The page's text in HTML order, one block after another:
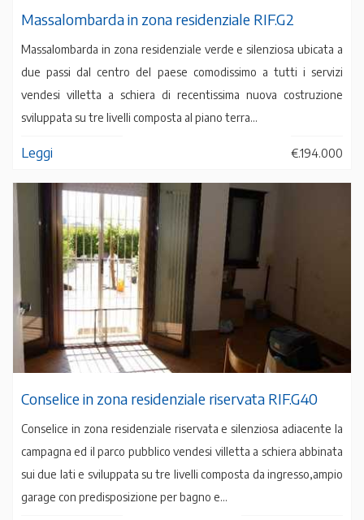
Massalombarda in zona residenziale RIF.G2
Massalombarda in zona residenziale verde e silenziosa ubicata a
due passi dal centro del paese comodissimo a tutti i servizi
vendesi villetta a schiera di recentissima nuova costruzione
sviluppata su tre livelli composta al piano terra...
€.194.000
Leggi
Conselice in zona residenziale riservata RIF.G40
Conselice in zona residenziale riservata e silenziosa adiacente la
campagna ed il parco pubblico vendesi villetta a schiera abbinata
sui due lati e sviluppata su tre livelli composta da ingresso,ampio
garage con predisposizione per bagno e...